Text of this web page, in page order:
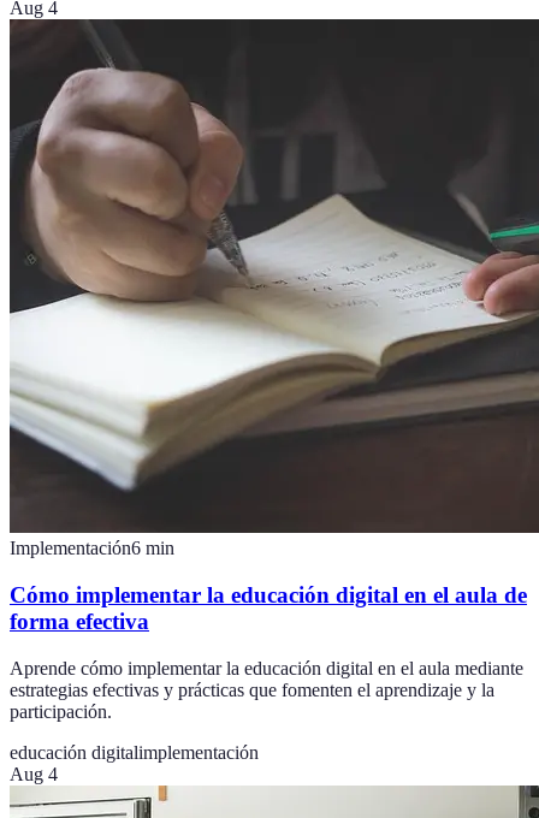
Aug 4
Implementación6 min
Cómo implementar la educación digital en el aula de
forma efectiva
Aprende cómo implementar la educación digital en el aula mediante
estrategias efectivas y prácticas que fomenten el aprendizaje y la
participación.
educación digitalimplementación
Aug 4